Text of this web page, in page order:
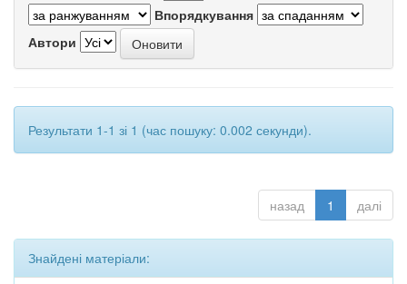
Впорядкування
Автори
Результати 1-1 зі 1 (час пошуку: 0.002 секунди).
назад 1 далі
Знайдені матеріали: